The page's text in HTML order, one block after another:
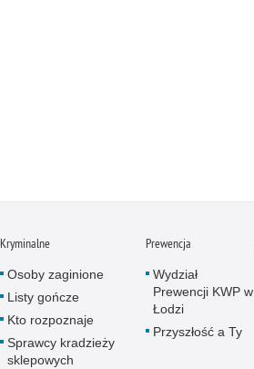
Kryminalne
Osoby zaginione
Listy gończe
Kto rozpoznaje
Sprawcy kradzieży
sklepowych
Prewencja
Wydział
Prewencji KWP w
Łodzi
Przyszłość a Ty